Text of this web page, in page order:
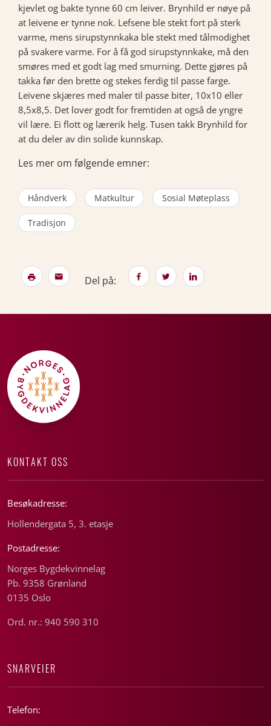
kjevlet og bakte tynne 60 cm leiver. Brynhild er nøye på
at leivene er tynne nok. Lefsene ble stekt fort på sterk
varme, mens sirupstynnkaka ble stekt med tålmodighet
på svakere varme. For å få god sirupstynnkake, må den
smøres med et godt lag med smurning. Dette gjøres på
takka før den brette og stekes ferdig til passe farge.
Leivene skjæres med maler til passe biter, 10x10 eller
8,5x8,5. Det lover godt for fremtiden at også de yngre
vil lære. Ei flott og lærerik helg. Tusen takk Brynhild for
at du deler av din solide kunnskap.
Les mer om følgende emner:
Håndverk Matkultur Sosial Møteplass
Tradisjon
Del på:
KONTAKT OSS
Besøkadresse:
Hollendergata 5, 3. etasje
Postadresse:
Norges Bygdekvinnelag
Pb. 9358 Grønland
0135 Oslo
Ord. nr.: 940 590 310
SNARVEIER
Telefon: